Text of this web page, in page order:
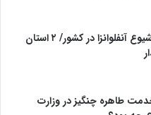
[8]:nysun.com/article/
reports/documents/
آخرین وضعیت شیوع آنفلوانزا در کشور/ ۲ استان
طاهره چنگیز در وزارت